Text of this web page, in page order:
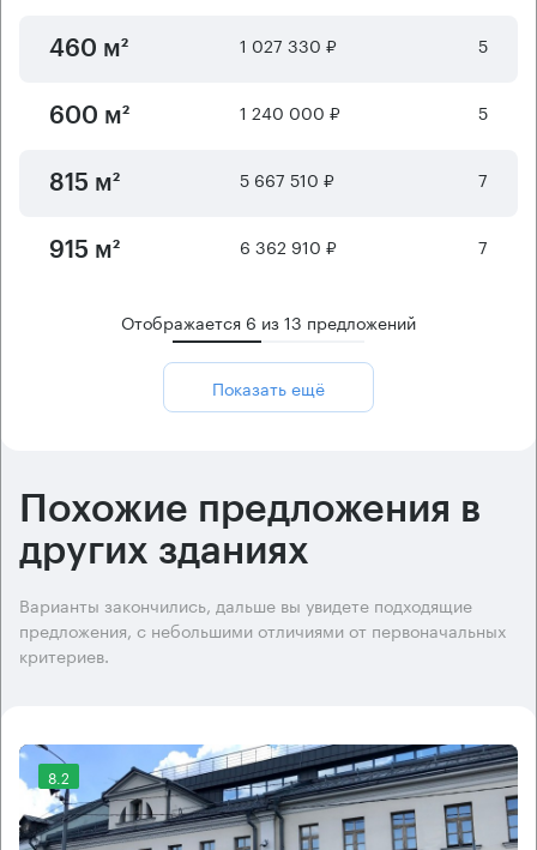
460 м² 1 027 330 ₽ 5
600 м² 1 240 000 ₽ 5
815 м² 5 667 510 ₽ 7
915 м² 6 362 910 ₽ 7
Отображается 6 из13 предложений
Показать ещё
Похожие предложения в
других зданиях
Варианты закончились, дальше вы увидете подходящие
предложения, с небольшими отличиями от первоначальных
критериев.
8.2